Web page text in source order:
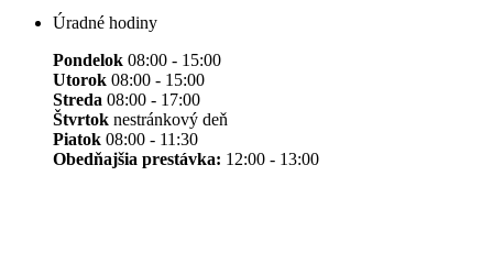
Úradné hodiny
Pondelok 08:00 - 15:00
Utorok 08:00 - 15:00
Streda 08:00 - 17:00
Štvrtok nestránkový deň
Piatok 08:00 - 11:30
Obedňajšia prestávka: 12:00 - 13:00